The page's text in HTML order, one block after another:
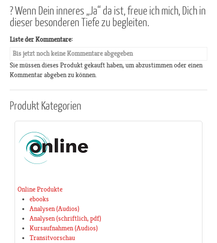
? Wenn Dein inneres „Ja“ da ist, freue ich mich, Dich in
dieser besonderen Tiefe zu begleiten.
Liste der Kommentare:
Bis jetzt noch keine Kommentare abgegeben
Sie müssen dieses Produkt gekauft haben, um abzustimmen oder einen
Kommentar abgeben zu können.
ProduktKategorien
Online Produkte
ebooks
Analysen (Audios)
Analysen (schriftlich, pdf)
Kursaufnahmen (Audios)
Transitvorschau